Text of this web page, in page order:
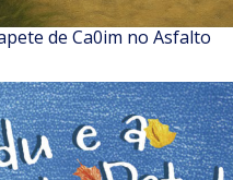
de Ca0im no Asfalto